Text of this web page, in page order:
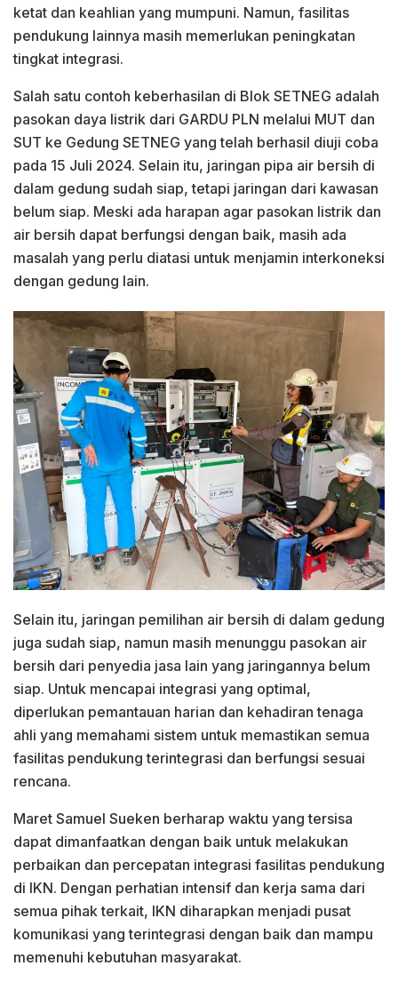
ketat dan keahlian yang mumpuni. Namun, fasilitas
pendukung lainnya masih memerlukan peningkatan
tingkat integrasi.
Salah satu contoh keberhasilan di Blok SETNEG adalah
pasokan daya listrik dari GARDU PLN melalui MUT dan
SUT ke Gedung SETNEG yang telah berhasil diuji coba
pada 15 Juli 2024. Selain itu, jaringan pipa air bersih di
dalam gedung sudah siap, tetapi jaringan dari kawasan
belum siap. Meski ada harapan agar pasokan listrik dan
air bersih dapat berfungsi dengan baik, masih ada
masalah yang perlu diatasi untuk menjamin interkoneksi
dengan gedung lain.
Selain itu, jaringan pemilihan air bersih di dalam gedung
juga sudah siap, namun masih menunggu pasokan air
bersih dari penyedia jasa lain yang jaringannya belum
siap. Untuk mencapai integrasi yang optimal,
diperlukan pemantauan harian dan kehadiran tenaga
ahli yang memahami sistem untuk memastikan semua
fasilitas pendukung terintegrasi dan berfungsi sesuai
rencana.
Maret Samuel Sueken berharap waktu yang tersisa
dapat dimanfaatkan dengan baik untuk melakukan
perbaikan dan percepatan integrasi fasilitas pendukung
di IKN. Dengan perhatian intensif dan kerja sama dari
semua pihak terkait, IKN diharapkan menjadi pusat
komunikasi yang terintegrasi dengan baik dan mampu
memenuhi kebutuhan masyarakat.